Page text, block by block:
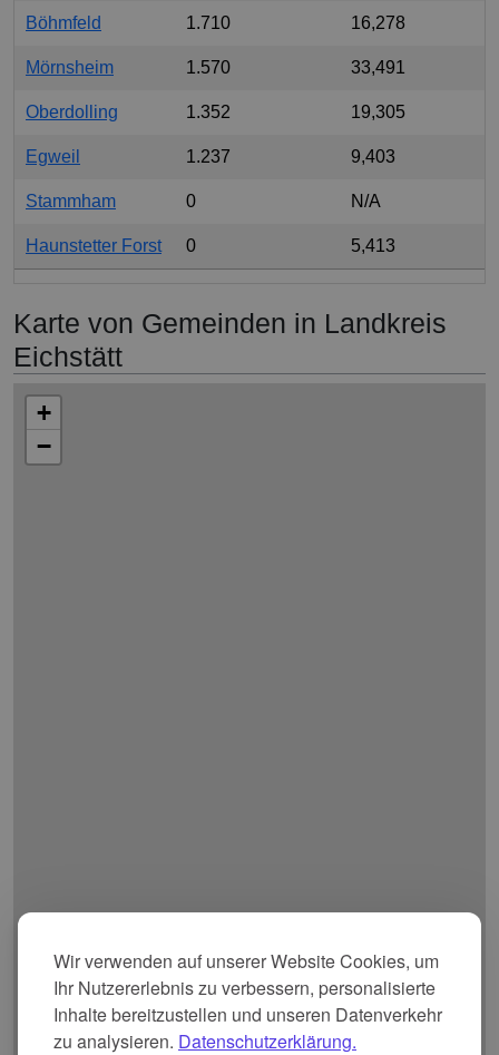
Wir verwenden auf unserer Website Cookies, um
Ihr Nutzererlebnis zu verbessern, personalisierte
Inhalte bereitzustellen und unseren Datenverkehr
zu analysieren. Datenschutzerklärung.
Böhmfeld 1.710 16,278
Mörnsheim 1.570 33,491
Oberdolling 1.352 19,305
Egweil 1.237 9,403
Stammham 0 N/A
Haunstetter Forst 0 5,413
Karte von Gemeinden in Landkreis
Eichstätt
+
−